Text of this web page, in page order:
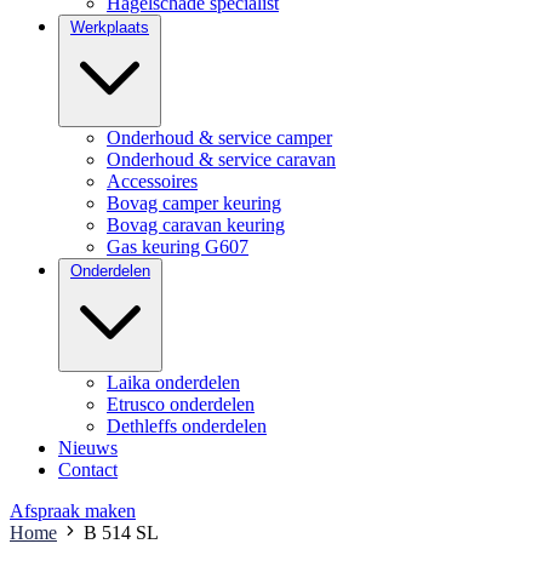
Werkplaats
Onderhoud & service camper
Onderhoud & service caravan
Accessoires
Bovag camper keuring
Bovag caravan keuring
Gas keuring G607
Onderdelen
Laika onderdelen
Etrusco onderdelen
Dethleffs onderdelen
Nieuws
Contact
Afspraak maken
Home
B 514 SL